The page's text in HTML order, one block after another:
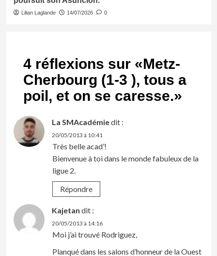
Lilian Laglande 14/07/2026 0
4 réflexions sur «Metz-
Cherbourg (1-3 ), tous a
poil, et on se caresse.»
La SMAcadémiedit :
20/05/2013 à 10:41
Très belle acad’!
Bienvenue à toi dans le monde fabuleux de la
ligue 2.
Répondre
Kajetan dit :
20/05/2013 à 14:16
Moi j’ai trouvé Rodriguez,
Planqué dans les salons d’honneur de la Ouest